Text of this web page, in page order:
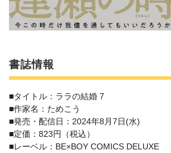
書誌情報
■タイトル：ララの結婚 7
■作家名：ためこう
■発売・配信日：2024年8月7日(水)
■定価：823円（税込）
■レーベル：BE×BOY COMICS DELUXE